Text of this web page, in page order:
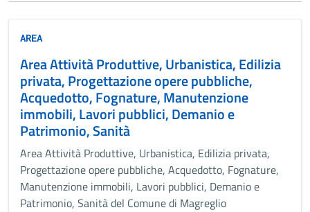
AREA
Area Attività Produttive, Urbanistica, Edilizia
privata, Progettazione opere pubbliche,
Acquedotto, Fognature, Manutenzione
immobili, Lavori pubblici, Demanio e
Patrimonio, Sanità
Area Attività Produttive, Urbanistica, Edilizia privata,
Progettazione opere pubbliche, Acquedotto, Fognature,
Manutenzione immobili, Lavori pubblici, Demanio e
Patrimonio, Sanità del Comune di Magreglio